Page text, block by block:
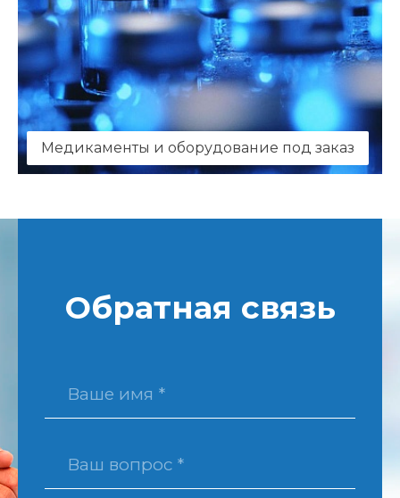
Медикаменты и оборудование под заказ
Обратная связь